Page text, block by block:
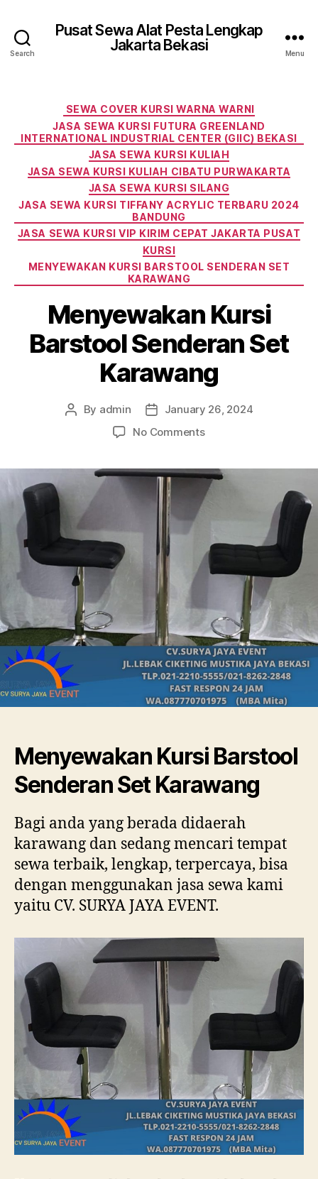
Search
Pusat Sewa Alat Pesta Lengkap
Jakarta Bekasi
Menu
Categories
SEWA COVER KURSI WARNA WARNI
JASA SEWA KURSI FUTURA GREENLAND
INTERNATIONAL INDUSTRIAL CENTER (GIIC) BEKASI
JASA SEWA KURSI KULIAH
JASA SEWA KURSI KULIAH CIBATU PURWAKARTA
JASA SEWA KURSI SILANG
JASA SEWA KURSI TIFFANY ACRYLIC TERBARU 2024
BANDUNG
JASA SEWA KURSI VIP KIRIM CEPAT JAKARTA PUSAT
KURSI
MENYEWAKAN KURSI BARSTOOL SENDERAN SET
KARAWANG
Menyewakan Kursi
Barstool Senderan Set
Karawang
Post
By admin
Post
date
January 26, 2024
No Commentson
Barstool
Senderan
Menyewakan Kursi Barstool
Senderan Set Karawang
Bagi anda yang berada didaerah
karawang dan sedang mencari tempat
sewa terbaik, lengkap, terpercaya, bisa
dengan menggunakan jasa sewa kami
yaitu CV. SURYA JAYA EVENT.